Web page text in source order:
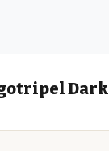
Dark